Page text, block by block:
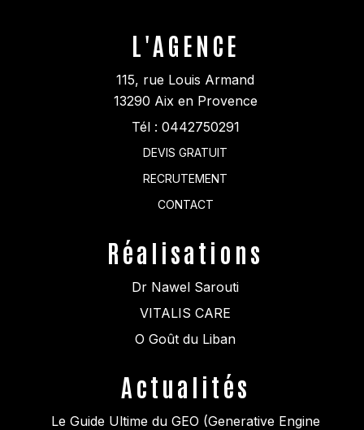
L'AGENCE
115, rue Louis Armand
13290 Aix en Provence
Tél : 0442750291
DEVIS GRATUIT
RECRUTEMENT
CONTACT
Réalisations
Dr Nawel Sarouti
VITALIS CARE
O Goût du Liban
Actualités
Le Guide Ultime du GEO (Generative Engine